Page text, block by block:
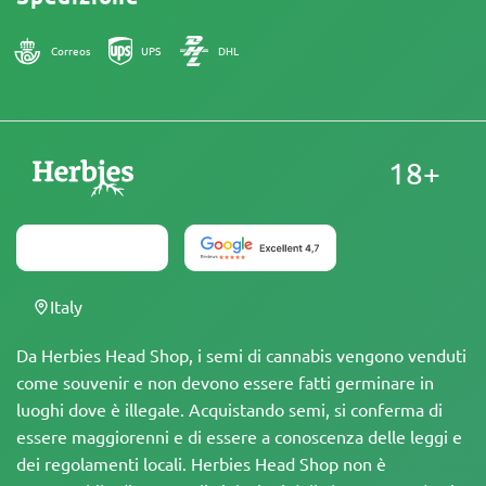
Correos UPS DHL
Da Herbies Head Shop, i semi di cannabis vengono venduti
come souvenir e non devono essere fatti germinare in
luoghi dove è illegale. Acquistando semi, si conferma di
essere maggiorenni e di essere a conoscenza delle leggi e
dei regolamenti locali. Herbies Head Shop non è
18+
Italy